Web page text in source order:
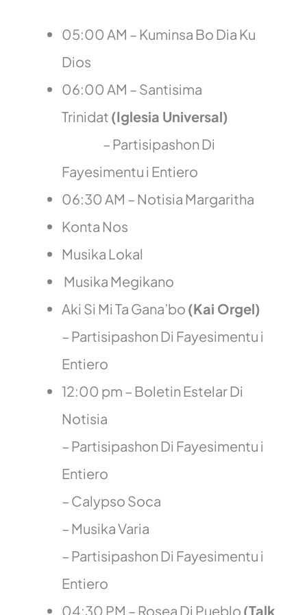
05:00 AM – Kuminsa Bo Dia Ku
Dios
06:00 AM – Santisima
Trinidat (Iglesia Universal)
– Partisipashon Di
Fayesimentu i Entiero
06:30 AM – Notisia Margaritha
Konta Nos
Musika Lokal
Musika Megikano
Aki Si Mi Ta Gana’bo (Kai Orgel)
– Partisipashon Di Fayesimentu i
Entiero
12:00 pm – Boletin Estelar Di
Notisia
– Partisipashon Di Fayesimentu i
Entiero
– Calypso Soca
– Musika Varia
– Partisipashon Di Fayesimentu i
Entiero
04:30 PM – Rosea Di Pueblo (Talk